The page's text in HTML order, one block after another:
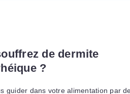
de dermite
?
guider dans votre alimentation par